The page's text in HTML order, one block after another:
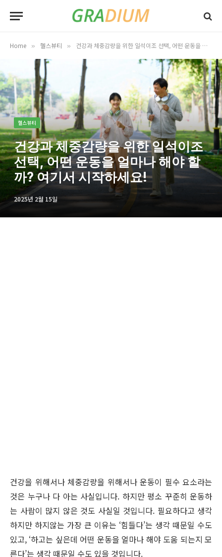
Home » 헬스뷰티 » 건강과 체중감량을 위한 일석이조 선택, 어떤 운동을 얼마나 해야 할까? 여기서 시작하세요!
헬스뷰티
건강과 체중감량을 위한 일석이조
선택, 어떤 운동을 얼마나 해야 할
까? 여기서 시작하세요!
2025년 2월 15일
건강을 위해서나 체중감량을 위해서나 운동이 필수 요소라는
것은 누구나 다 아는 사실입니다. 하지만 평소 꾸준히 운동하
는 사람이 많지 않은 것도 사실일 것입니다. 필요하다고 생각
하지만 하지않는 가장 큰 이유는 ‘힘들다’는 생각 때문일 수도
있고, ‘하고는 싶은데 어떤 운동을 얼마나 해야 도움 되는지 모
른다’는 생각 때문일 수도 있을 것입니다.